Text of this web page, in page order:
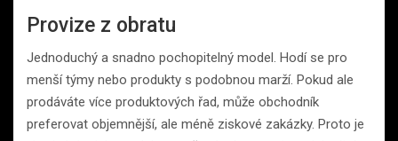
Provize z obratu
Jednoduchý a snadno pochopitelný model. Hodí se pro
menší týmy nebo produkty s podobnou marží. Pokud ale
prodáváte více produktových řad, může obchodník
preferovat objemnější, ale méně ziskové zakázky. Proto je